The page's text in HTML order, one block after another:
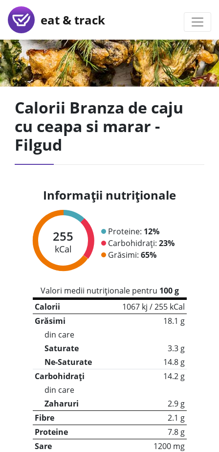
eat & track
Calorii Branza de caju
cu ceapa si marar -
Filgud
Informații nutriționale
255
kCal
Proteine: 12%
Carbohidrați: 23%
Grăsimi: 65%
Valori medii nutriționale pentru 100 g
Calorii
1067 kj / 255 kCal
Grăsimi
18.1 g
din care
Saturate
3.3 g
Ne-Saturate
14.8 g
Carbohidrați
14.2 g
din care
Zaharuri
2.9 g
Fibre
2.1 g
Proteine
7.8 g
Sare
1200 mg